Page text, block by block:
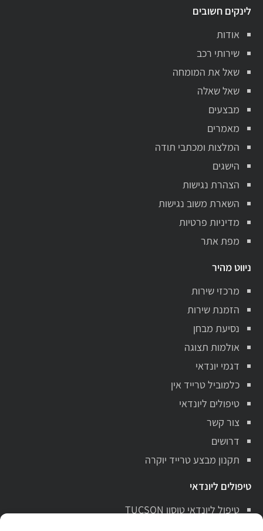
לינקים חשובים
אודות
שירותי רכב
שאל את המומחה
שאל שאלה
מבצעים
מאמרים
המלצות ומכתבי תודה
הישגים
הצהרת נגישות
השארת משוב נגישות
מדיניות פרטיות
מפת אתר
ניווט מהיר
מרכזי שירות
הזמנת שירות
נסיעת מבחן
אולמות תצוגה
דגמי יונדאי
כלמוביל טרייד אין
טיפולים ליונדאי
צור קשר
דרושים
תקנון מבצע טרייד יוקרה
טיפולים ליונדאי
טיפול ליונדאי טוסון TUCSON